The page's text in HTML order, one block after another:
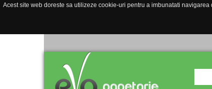
Acest site web doreste sa utilizeze cookie-uri pentru a imbunatati